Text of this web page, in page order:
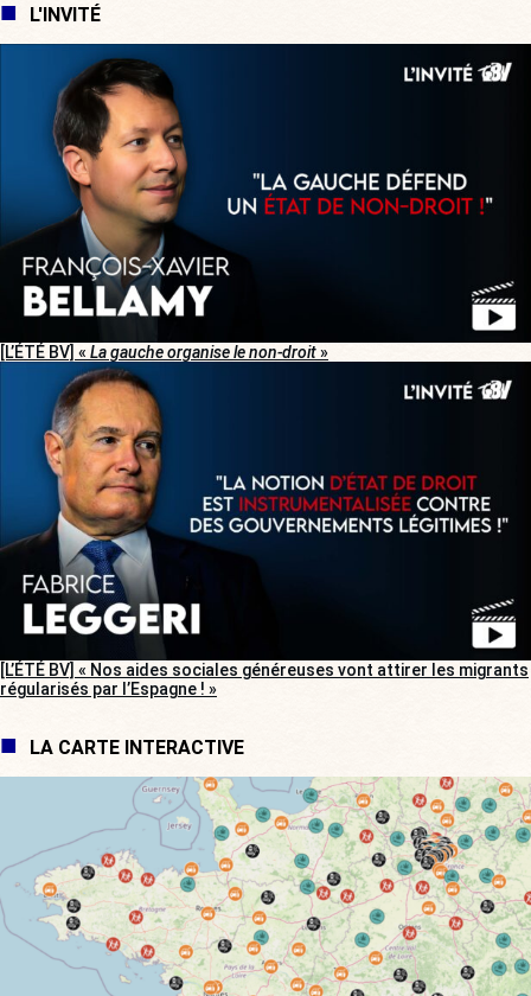
L'INVITÉ
[L’ÉTÉ BV] « La gauche organise le non-droit»
[L’ÉTÉ BV] « Nos aides sociales généreuses vont attirer les migrants
régularisés par l’Espagne ! »
LA CARTE INTERACTIVE